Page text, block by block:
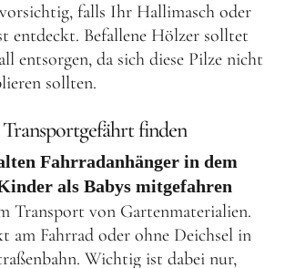
falls Ihr Hallimasch oder
entdeckt. Befallene Hölzer solltet
entsorgen, da sich diese Pilze nicht
sollten.
Transportgefährt finden
Fahrradanhänger in dem
als Babys mitgefahren
Transport von Gartenmaterialien.
am Fahrrad oder ohne Deichsel in
Wichtig ist dabei nur,